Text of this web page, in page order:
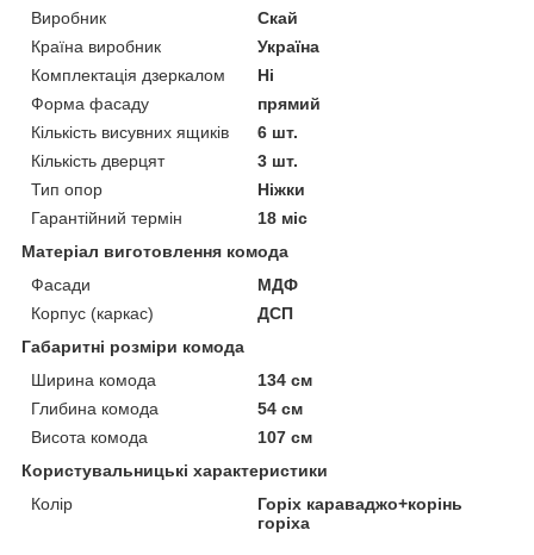
Виробник
Скай
Країна виробник
Україна
Комплектація дзеркалом
Ні
Форма фасаду
прямий
Кількість висувних ящиків
6 шт.
Кількість дверцят
3 шт.
Тип опор
Ніжки
Гарантійний термін
18 міс
Матеріал виготовлення комода
Фасади
МДФ
Корпус (каркас)
ДСП
Габаритні розміри комода
Ширина комода
134 см
Глибина комода
54 см
Висота комода
107 см
Користувальницькі характеристики
Колір
Горіх караваджо+корінь
горіха